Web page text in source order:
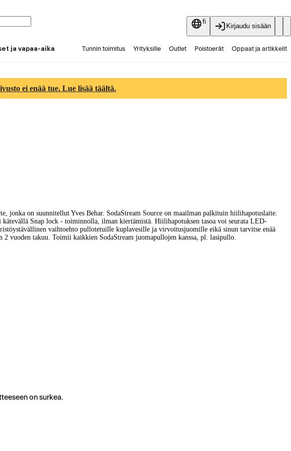
fi
Kirjaudu sisään
ja vapaa-aika Tunnin toimitus Yrityksille Outlet Poistoerät Oppaat ja artikkelit
ei enää tue. Lue lisää täältä.
jonka on suunnitellut Yves Behar. SodaStream Source on maailman palkituin hiilihapotuslaite.
Snap lock - toiminnolla, ilman kiertämistä. Hiilihapotuksen tasoa voi seurata LED-
vaihtoehto pullotetuille kuplavesille ja virvoitusjuomille eikä sinun tarvitse enää
vuoden takuu. Toimii kaikkien SodaStream juomapullojen kanssa, pl. lasipullo.
on surkea.